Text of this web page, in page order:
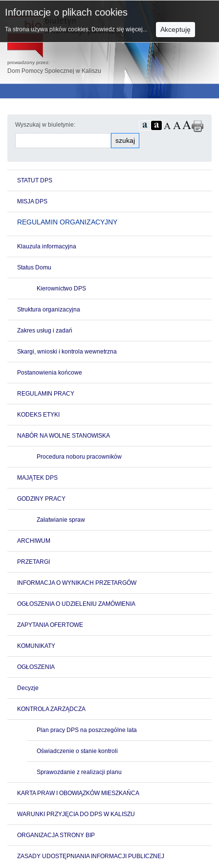
prowadzony przez:
Dom Pomocy Społecznej w Kaliszu
Wyszukaj w biuletynie:
szukaj
STATUT DPS
MISJA DPS
REGULAMIN ORGANIZACYJNY
Klauzula informacyjna
Status Domu
Kierownictwo DPS
Struktura organizacyjna
Zakres usług i zadań
Skargi, wnioski i kontrola wewnetrzna
Postanowienia końcowe
REGULAMIN PRACY
KODEKS ETYKI
NABÓR NA WOLNE STANOWISKA
Procedura noboru pracowników
MAJĄTEK DPS
GODZINY PRACY
Załatwianie spraw
ARCHIWUM
PRZETARGI
INFORMACJA O WYNIKACH PRZETARGÓW
OGŁOSZENIA O UDZIELENIU ZAMÓWIENIA
ZAPYTANIA OFERTOWE
KOMUNIKATY
OGŁOSZENIA
Decyzje
KONTROLA ZARZĄDCZA
Plan pracy DPS na poszczególne lata
Oświadczenie o stanie kontroli
Sprawozdanie z realizacji planu
KARTA PRAW I OBOWIĄZKÓW MIESZKAŃCA
WARUNKI PRZYJĘCIA DO DPS W KALISZU
ORGANIZACJA STRONY BIP
ZASADY UDOSTĘPNIANIA INFORMACJI PUBLICZNEJ
Informacje o plikach cookies
Ta strona używa plików cookies. Dowiedz się więcej... Akceptuję